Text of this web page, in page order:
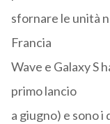
sfornare le unità
Francia
Wave e Galaxy S
primo lancio
a giugno) e sono